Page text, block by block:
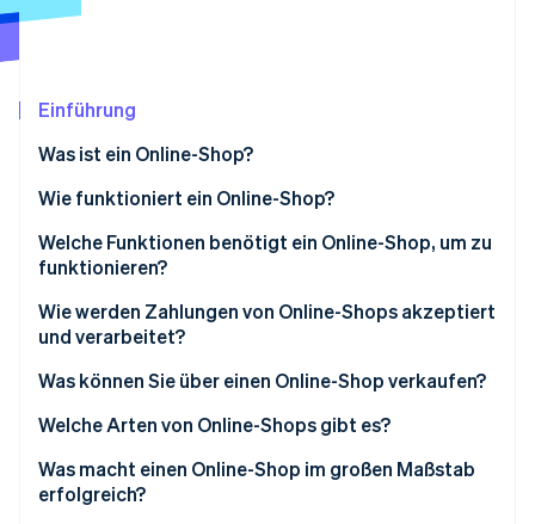
Climate
CO₂-Entnahme
Stripe-Sessions 2026
Jetzt ansehen
Einführung
Was ist ein Online-Shop?
Wie funktioniert ein Online-Shop?
So findet die Kundschaft zum Online-Shop
Zahlungsabwicklung
Bestellbestätigung
Ausführung und Lieferung
Welche Funktionen benötigt ein Online-Shop, um zu
funktionieren?
Wie werden Zahlungen von Online-Shops akzeptiert
und verarbeitet?
Was können Sie über einen Online-Shop verkaufen?
Welche Arten von Online-Shops gibt es?
Was macht einen Online-Shop im großen Maßstab
erfolgreich?